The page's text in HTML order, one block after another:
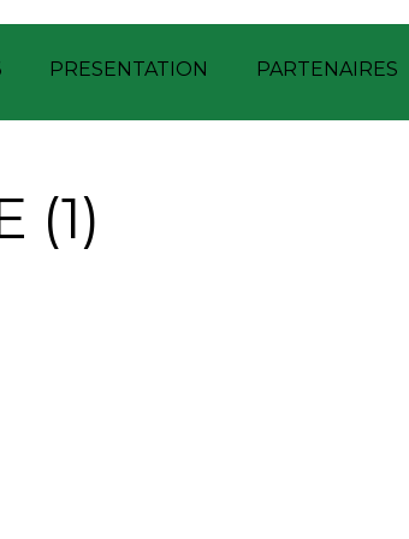
PRESENTATION PARTENAIRES
(1)